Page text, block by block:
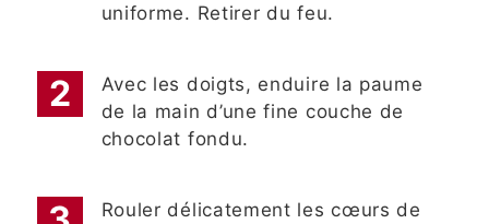
uniforme. Retirer du feu.
Avec les doigts, enduire la paume
de la main d’une fine couche de
chocolat fondu.
Rouler délicatement les cœurs de